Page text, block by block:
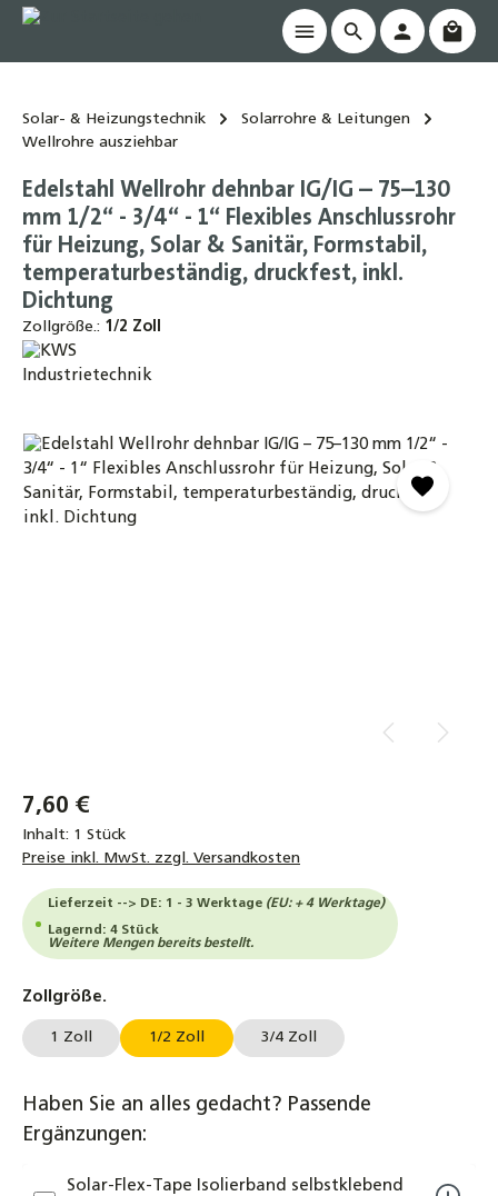
springen
Solar- & Heizungstechnik
Solarrohre & Leitungen
Wellrohre ausziehbar
Edelstahl Wellrohr dehnbar IG/IG – 75–130
mm 1/2“ - 3/4“ - 1“ Flexibles Anschlussrohr
für Heizung, Solar & Sanitär, Formstabil,
temperaturbeständig, druckfest, inkl.
Dichtung
Zollgröße.: 1/2 Zoll
Bildergalerie überspringen
7,60 €
Inhalt: 1 Stück
Preise inkl. MwSt. zzgl. Versandkosten
Lieferzeit --> DE: 1 - 3 Werktage (EU: + 4 Werktage)
Lagernd: 4 Stück
Weitere Mengen bereits bestellt.
Zollgröße.
1 Zoll 1/2 Zoll 3/4 Zoll
Haben Sie an alles gedacht? Passende
Ergänzungen:
Solar-Flex-Tape Isolierband selbstklebend